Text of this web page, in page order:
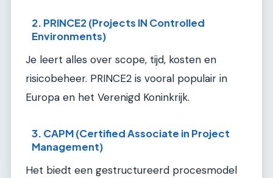
2. PRINCE2 (Projects IN Controlled
Environments)
Je leert alles over scope, tijd, kosten en
risicobeheer. PRINCE2 is vooral populair in
Europa en het Verenigd Koninkrijk.
3. CAPM (Certified Associate in Project
Management)
Het biedt een gestructureerd procesmodel